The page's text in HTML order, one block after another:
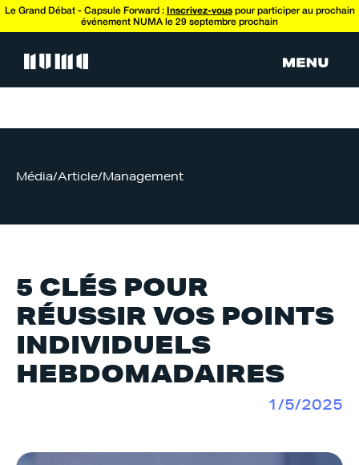
Le Grand Débat - Capsule Forward : Inscrivez-vouspour participer au prochain
événement NUMA le 29 septembre prochain
Média/Article/Management
5 CLÉS POUR
RÉUSSIR VOS POINTS
INDIVIDUELS
HEBDOMADAIRES
1/5/2025